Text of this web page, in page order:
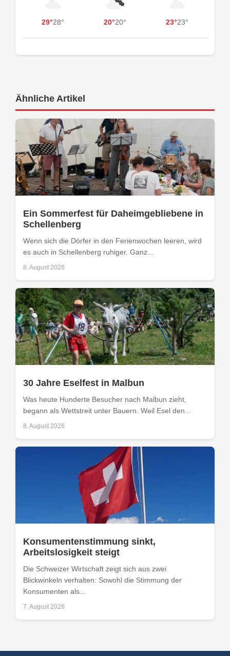
29°28° 20°20° 23°23°
Ähnliche Artikel
Ein Sommerfest für Daheimgebliebene in
Schellenberg
Wenn sich die Dörfer in den Ferienwochen leeren, wird
es auch in Schellenberg ruhiger. Ganz...
8. August 2026
30 Jahre Eselfest in Malbun
Was heute Hunderte Besucher nach Malbun zieht,
begann als Wettstreit unter Bauern. Weil Esel den...
8. August 2026
Konsumentenstimmung sinkt,
Arbeitslosigkeit steigt
Die Schweizer Wirtschaft zeigt sich aus zwei
Blickwinkeln verhalten: Sowohl die Stimmung der
Konsumenten als...
7. August 2026